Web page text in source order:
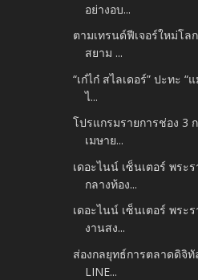
อย่างอบ...
ตามเทรนด์ฟีเจอร์ใหม่โล
สยาม ...
“เก๋ไก๋ สไลเดอร์” ปะทะ
ไ...
โปรแกรมรายการช่อง 3
เมษาย...
เดอะไนน์ เซ็นเตอร์ พร
กลางท้อง...
เดอะไนน์ เซ็นเตอร์ พระ
งานสง...
ส่องกลยุทธ์การตลาดดิจิ
LINE...